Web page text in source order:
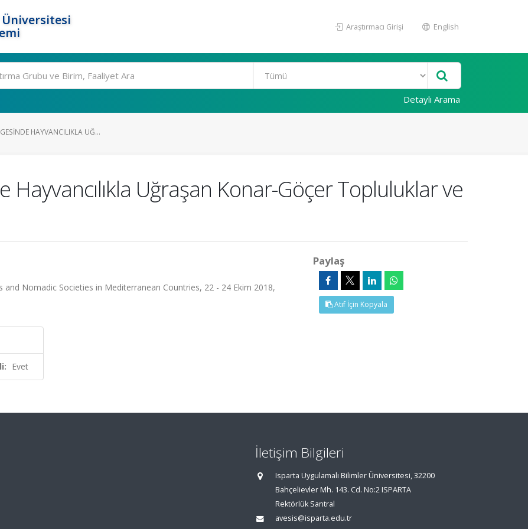
Araştırmacı Girişi English
Detaylı Arama
HAYVANCILIKLA UĞ...
Hayvancılıkla Uğraşan Konar-Göçer Topluluklar ve
Nomadic Societies in Mediterranean Countries, 22 - 24 Ekim 2018,
Evet
Paylaş
Atıf İçin Kopyala
İletişim Bilgileri
Isparta Uygulamalı Bilimler Üniversitesi, 32200
Bahçelievler Mh. 143. Cd. No:2 ISPARTA
Rektörlük Santral
avesis@isparta.edu.tr